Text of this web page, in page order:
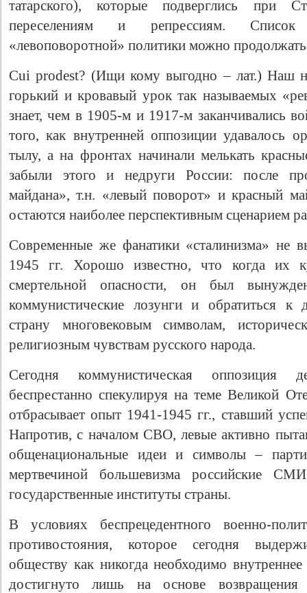
татарского), которые подверглись при
переселениям и репрессиям. Список
«левоповоротной» политики можно
Cui prodest? (Ищи кому выгодно – лат.) Наш
горький и кровавый урок так называемых
знает, чем в 1905-м и 1917-м заканчивались
того, как внутренней оппозиции удавалось
тылу, а на фронтах начинали мелькать
забыли этого и недруги России: после
майдана», т.н. «левый поворот» и красный
остаются наиболее перспективным сценарием
Современные же фанатики «сталинизма» не
1945 гг. Хорошо известно, что когда их
смертельной опасности, он был
коммунистические лозунги и обратиться к
страну многовековым символам,
религиозным чувствам русского народа.
Сегодня коммунистическая оппозиция
беспрестанно спекулируя на теме Великой
отбрасывает опыт 1941-1945 гг., ставший
Напротив, с началом СВО, левые активно
общенациональные идеи и символы –
мертвечиной большевизма российские
государственные институты страны.
В условиях беспрецедентного военно-
противостояния, которое сегодня
обществу как никогда необходимо
достигнуто лишь на основе